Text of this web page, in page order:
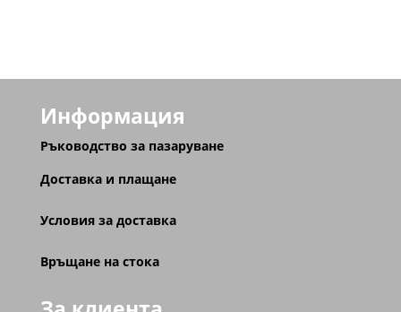
Информация
Ръководство за пазаруване
Доставка и плащане
Условия за доставка
Връщане на стока